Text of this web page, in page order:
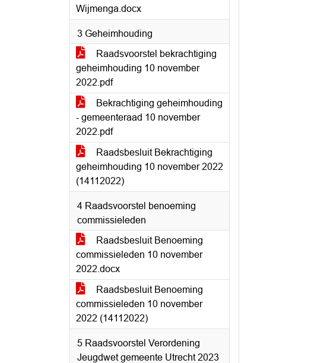
Wijmenga.docx
3 Geheimhouding
Raadsvoorstel bekrachtiging
geheimhouding 10 november
2022.pdf
Bekrachtiging geheimhouding
- gemeenteraad 10 november
2022.pdf
Raadsbesluit Bekrachtiging
geheimhouding 10 november 2022
(14112022)
4 Raadsvoorstel benoeming
commissieleden
Raadsbesluit Benoeming
commissieleden 10 november
2022.docx
Raadsbesluit Benoeming
commissieleden 10 november
2022 (14112022)
5 Raadsvoorstel Verordening
Jeugdwet gemeente Utrecht 2023